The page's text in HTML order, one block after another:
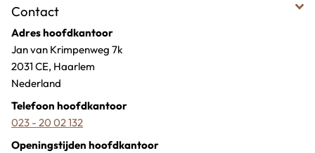
Contact
Adres hoofdkantoor
Jan van Krimpenweg 7k
2031 CE, Haarlem
Nederland
Telefoon hoofdkantoor
023 - 20 02 132
Openingstijden hoofdkantoor